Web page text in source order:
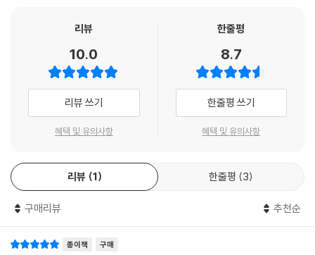
체적으로 어떤 일을 하게 되는지’ ‘수의사의 전망은 어떤지’ 등에 대해 무척
〈부키 전문직 리포트〉 시리즈는 기자, 의사, 간호사, 요리사, 법조인, 승무
원, 건축가 등 다양한 직업의 세계를 현직 종사자의 관점에서 속속들이 보
여 주었는데 시대적 변화에 따라 개정판을 요청하는 독자들의 목소리가 높
았다. 그중에서도 시리즈의 다섯 번째 책으로 2005년 초판이 출간되었던
《수의사를 말하는 수의사》의 개정판에 대한 요구가 특히 많았다. 앞에서
수의사를 꿈꾸거나 궁금해하는 사람이 많아졌기 때문이다.
이 책 《수의사가 말하는 수의사 Episode 2》는 반려동물 임상, 산업동물,
특수동물, 야생동물, 검역, 방역, 수의 축산 정책, 기초 과학, 중개의학 연구
등 수많은 분야와 수의과대학, 동물병원, 수족관과 동물원, 한국마사회, 농
한 조직에서 활약하는 전•현직 수의사 23명의 일과 일상, 보람과 애환을
리뷰
10.0
리뷰 쓰기
혜택 및 유의사항
한줄평
8.7
한줄평 쓰기
혜택 및 유의사항
리뷰 1 한줄평 3
구매리뷰 추천순
종이책 구매